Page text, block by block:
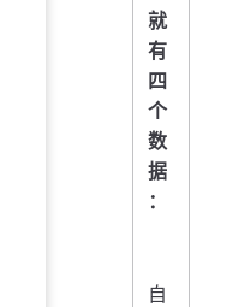
就
有
四
个
数
据
：
自